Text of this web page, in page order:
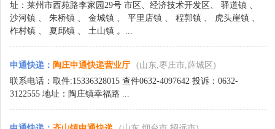
址：莱州市西苑路李家园29号 市区、经济技术开发区、 驿道镇 、
沙河镇 、 朱桥镇 、 金城镇 、 平里店镇 、 程郭镇 、 虎头崖镇 、
柞村镇 、 夏邱镇 、 土山镇 。...
申通快递 ： 陶庄申通快递营业厅
(山东,枣庄市,薛城区)
联系电话：取件:15336328015 查件0632-4097642 投诉：0632-
3122555 地址：陶庄镇幸福路 ...